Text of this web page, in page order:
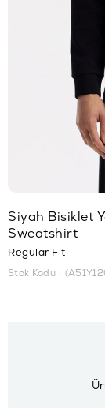
Siyah Bisiklet
Sweatshirt
Regular Fit
Stok Kodu